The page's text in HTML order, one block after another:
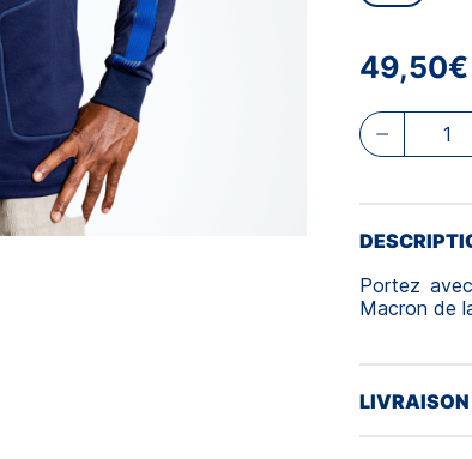
49,50€
Portez
Macron de
LIVRAISON